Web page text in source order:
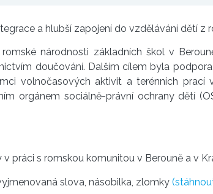
a hlubší zapojení do vzdělávání dětí z
národnosti základních škol v
doučování. Dalším cílem byla
volnočasových aktivit a terénních
orgánem sociálně-právní ochrany dětí
práci s romskou komunitou v Berouně a v
slova, násobilka, zlomky